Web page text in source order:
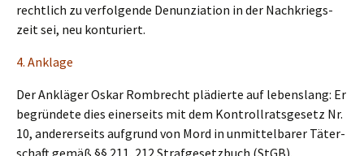
recht­lich zu verfol­gen­de Denun­zia­ti­on in der Nachkriegs­
zeit sei, neu konturiert.
4. Ankla­ge
Der Anklä­ger Oskar Rombrecht plädier­te auf lebens­lang: Er
begrün­de­te dies einer­seits mit dem Kontroll­rats­ge­setz Nr.
10, anderer­seits aufgrund von Mord in unmit­tel­ba­rer Täter­